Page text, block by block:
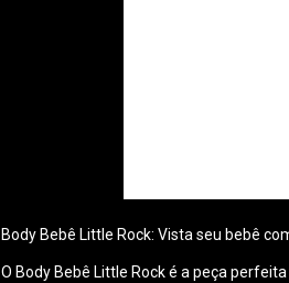
Body Bebê Little Rock: Vista seu bebê
O Body Bebê Little Rock é a peça